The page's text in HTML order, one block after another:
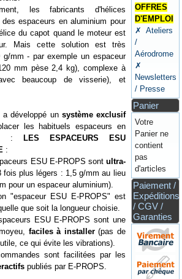
les fabricants d'hélices
des espaceurs en aluminium pour
du capot quand le moteur est
Mais cette solution est très
g/mm - par exemple un espaceur
mm pèse 2,4 kg), complexe à
beaucoup de visserie), et
a développé un système exclusif
les habituels espaceurs en
: LES ESPACEURS ESU
:
ESU E-PROPS sont ultra-
fois plus légers : 1,5 g/mm au lieu
pour un espaceur aluminium).
"espaceur ESU E-PROPS" est
quelle que soit la longueur choisie.
ESU E-PROPS sont une
faciles à installer(pas de
ce qui évite les vibrations).
sont facilitées par les
publiés par E-PROPS.
OFFRES
D'EMPLOI
✗ Ateliers
/
Aérodrome
✗
Newsletters
/ Presse
Panier
Votre
Panier ne
contient
pas
d'articles
Paiement /
Expéditions
/ CGV /
Garanties